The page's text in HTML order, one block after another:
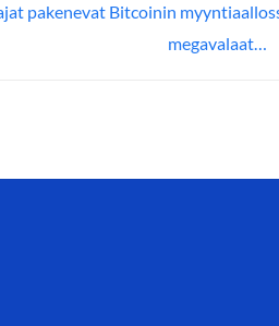
pakenevat Bitcoinin
megavalaat…